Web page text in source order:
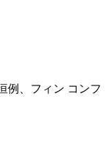
例、フィン コンフ